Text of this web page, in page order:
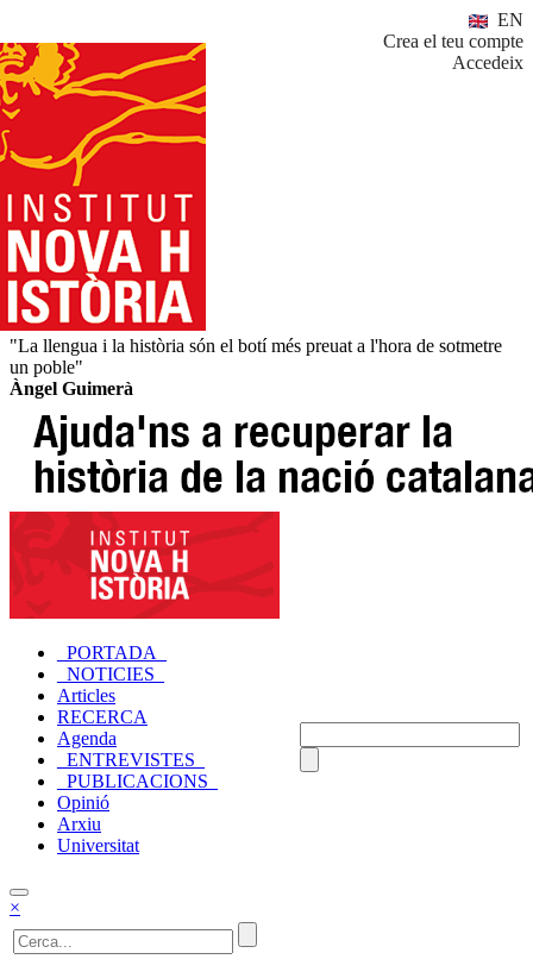
EN
Crea el teu compte
Accedeix
"La llengua i la història són el botí més preuat a l'hora de sotmetre
un poble"
Àngel Guimerà
_PORTADA_
_NOTICIES_
Articles
RECERCA
Agenda
_ENTREVISTES_
_PUBLICACIONS_
Opinió
Arxiu
Universitat
×